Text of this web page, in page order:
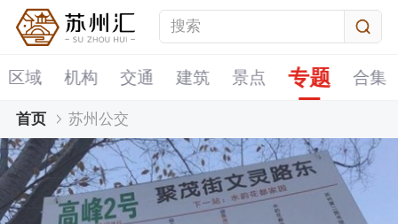
区域 机构 交通 建筑 景点 专题 合集
首页 苏州公交